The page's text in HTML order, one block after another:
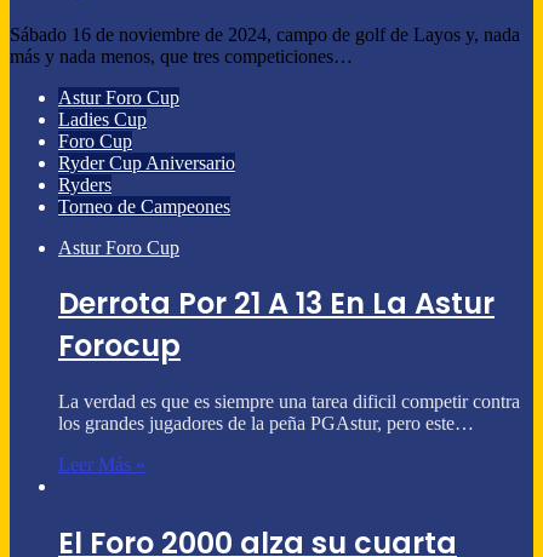
Sábado 16 de noviembre de 2024, campo de golf de Layos y, nada
más y nada menos, que tres competiciones…
Astur Foro Cup
Ladies Cup
Foro Cup
Ryder Cup Aniversario
Ryders
Torneo de Campeones
Astur Foro Cup
Derrota Por 21 A 13 En La Astur
Forocup
La verdad es que es siempre una tarea dificil competir contra
los grandes jugadores de la peña PGAstur, pero este…
Leer Más »
El Foro 2000 alza su cuarta